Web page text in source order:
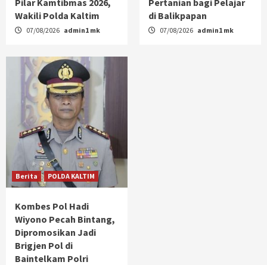
Wakili Polda Kaltim
07/08/2026 admin1 mk
di Balikpapan
07/08/2026 admin1 mk
Berita POLDA KALTIM
Kombes Pol Hadi
Wiyono Pecah Bintang,
Dipromosikan Jadi
Brigjen Pol di
Baintelkam Polri